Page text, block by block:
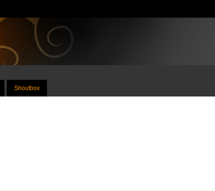
Shoutbox